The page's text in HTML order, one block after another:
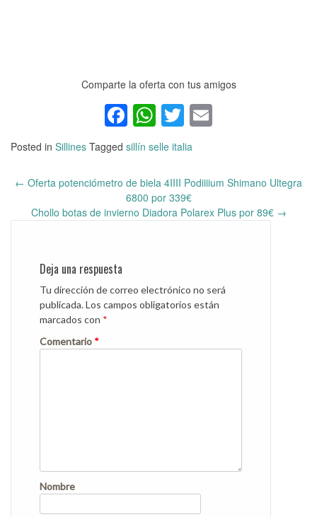
Comparte la oferta con tus amigos
Facebook
WhatsApp
Twitter
Posted in Sillines Tagged sillín selle italia
navigation
← Oferta potenciómetro de biela 4IIII Podiiiium Shimano Ultegra
6800 por 339€
Chollo botas de invierno Diadora Polarex Plus por 89€ →
Deja una respuesta
Tu dirección de correo electrónico no será
publicada.Los campos obligatorios están
marcados con *
Comentario *
Nombre